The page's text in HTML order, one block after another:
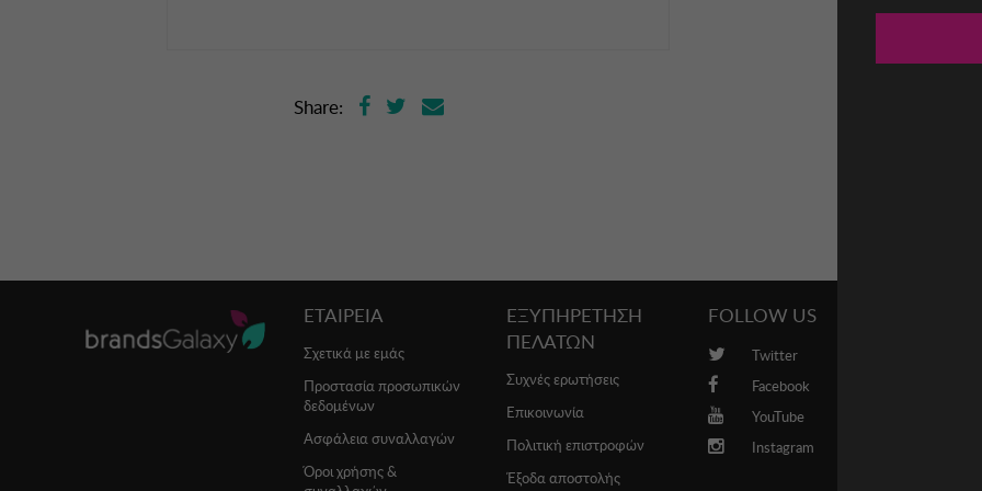
Share:
ΕΤΑΙΡΕΙΑ
Σχετικά με εμάς
Προστασία προσωπικών
δεδομένων
Ασφάλεια συναλλαγών
Όροι χρήσης &
ΕΞΥΠΗΡΕΤΗΣΗ
ΠΕΛΑΤΩΝ
Συχνές ερωτήσεις
Επικοινωνία
Πολιτική επιστροφών
Έξοδα αποστολής
FOLLOW US
Twitter
Facebook
YouTube
Instagram